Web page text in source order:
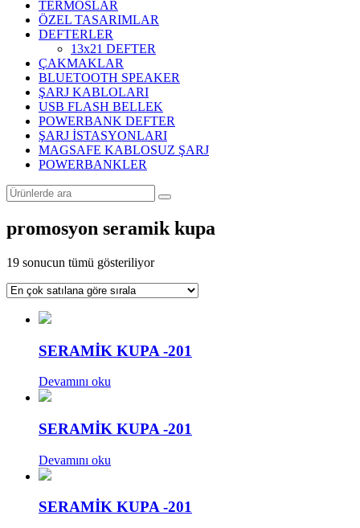
TERMOSLAR
ÖZEL TASARIMLAR
DEFTERLER
13x21 DEFTER
ÇAKMAKLAR
BLUETOOTH SPEAKER
ŞARJ KABLOLARI
USB FLASH BELLEK
POWERBANK DEFTER
ŞARJ İSTASYONLARI
MAGSAFE KABLOSUZ ŞARJ
POWERBANKLER
promosyon seramik kupa
19 sonucun tümü gösteriliyorPopülerliğe
sıralandı
SERAMİK KUPA -201
Devamını oku
SERAMİK KUPA -201
Devamını oku
SERAMİK KUPA -201